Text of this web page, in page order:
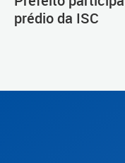
prédio da ISC